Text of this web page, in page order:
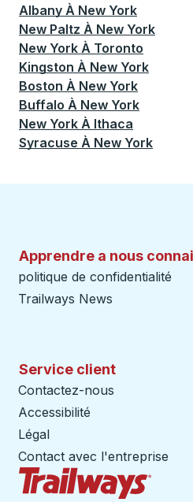
Albany À New York
New Paltz À New York
New York À Toronto
Kingston À New York
Boston À New York
Buffalo À New York
New York À Ithaca
Syracuse À New York
Apprendre a nous
politique de confidentialité
Trailways News
Service client
Contactez-nous
Accessibilité
Légal
Contact avec l'entreprise